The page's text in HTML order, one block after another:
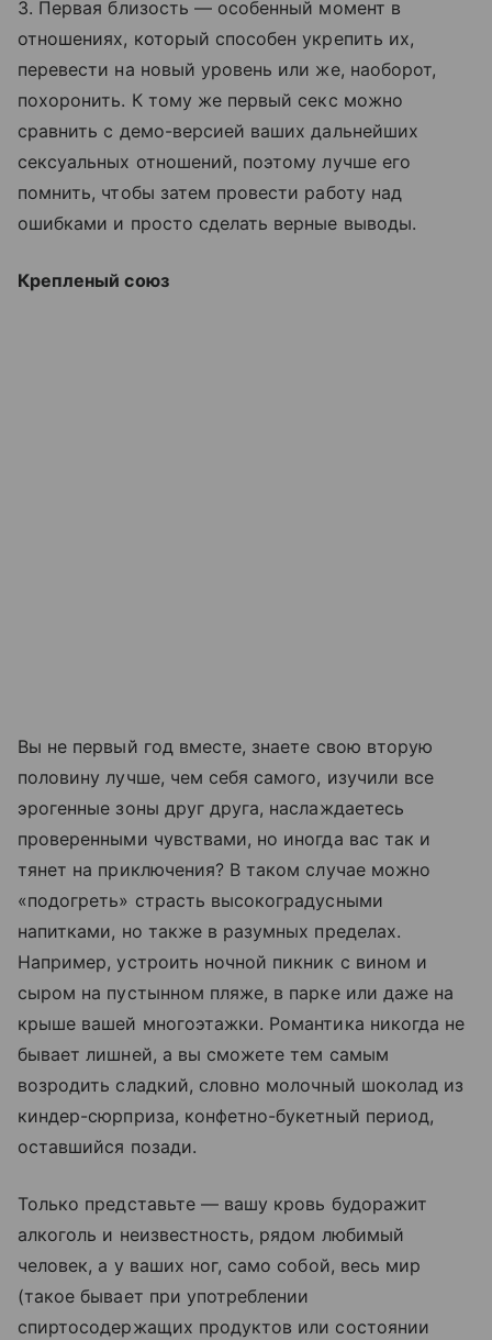
3. Первая близость — особенный момент в
отношениях, который способен укрепить их,
перевести на новый уровень или же, наоборот,
похоронить. К тому же первый секс можно
сравнить с демо-версией ваших дальнейших
сексуальных отношений, поэтому лучше его
помнить, чтобы затем провести работу над
ошибками и просто сделать верные выводы.
Крепленый союз
Вы не первый год вместе, знаете свою вторую
половину лучше, чем себя самого, изучили все
эрогенные зоны друг друга, наслаждаетесь
проверенными чувствами, но иногда вас так и
тянет на приключения? В таком случае можно
«подогреть» страсть высокоградусными
напитками, но также в разумных пределах.
Например, устроить ночной пикник с вином и
сыром на пустынном пляже, в парке или даже на
крыше вашей многоэтажки. Романтика никогда не
бывает лишней, а вы сможете тем самым
возродить сладкий, словно молочный шоколад из
киндер-сюрприза, конфетно-букетный период,
оставшийся позади.
Только представьте — вашу кровь будоражит
алкоголь и неизвестность, рядом любимый
человек, а у ваших ног, само собой, весь мир
(такое бывает при употреблении
спиртосодержащих продуктов или состоянии